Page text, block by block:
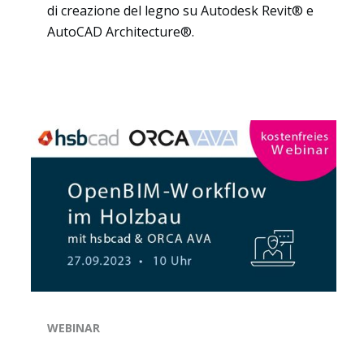
di creazione del legno su Autodesk Revit® e
AutoCAD Architecture®.
WEBINAR